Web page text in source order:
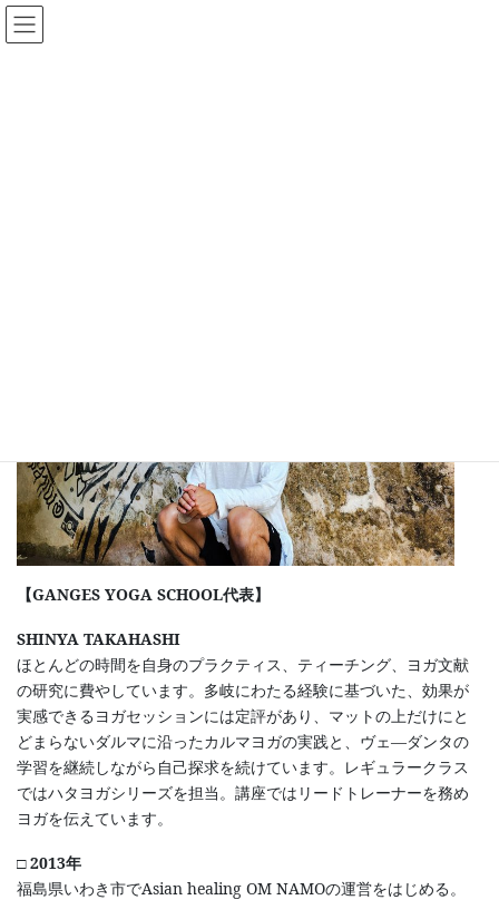
コ
ン
ナ
ビ
【GANGES YOGA SCHOOL代表】
SHINYA TAKAHASHI
ほとんどの時間を自身のプラクティス、ティーチング、ヨガ文献
の研究に費やしています。多岐にわたる経験に基づいた、効果が
実感できるヨガセッションには定評があり、マットの上だけにと
どまらないダルマに沿ったカルマヨガの実践と、ヴェ―ダンタの
学習を継続しながら自己探求を続けています。レギュラークラス
ではハタヨガシリーズを担当。講座ではリードトレーナーを務め
ヨガを伝えています。
□ 2013年
福島県いわき市でAsian healing OM NAMOの運営をはじめる。